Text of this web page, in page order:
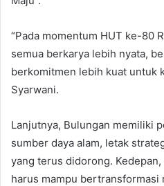
“Pada momentum HUT ke-80
semua berkarya lebih nyata,
berkomitmen lebih kuat untuk
Syarwani.
Lanjutnya, Bulungan memiliki
sumber daya alam, letak
yang terus didorong.
harus mampu bertransformasi